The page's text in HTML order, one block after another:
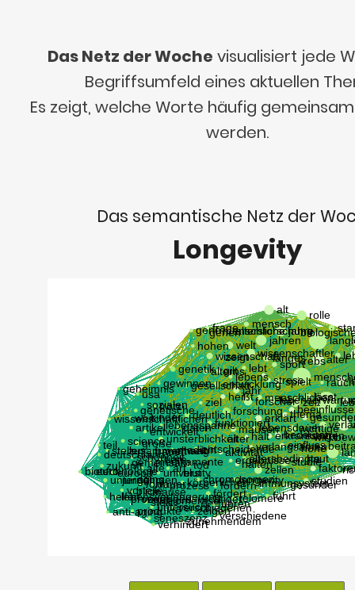
Das Netz der Woche visualisiert jede
Begriffsumfeld eines aktuellen
Es zeigt, welche Worte häufig
werden.
Das semantische Netz der
Longevity